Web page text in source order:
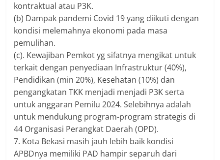
kontraktual atau P3K.
(b) Dampak pandemi Covid 19 yang diikuti dengan
kondisi melemahnya ekonomi pada masa
pemulihan.
(c). Kewajiban Pemkot yg sifatnya mengikat untuk
terkait dengan penyediaan Infrastruktur (40%),
Pendidikan (min 20%), Kesehatan (10%) dan
pengangkatan TKK menjadi menjadi P3K serta
untuk anggaran Pemilu 2024. Selebihnya adalah
untuk mendukung program-program strategis di
44 Organisasi Perangkat Daerah (OPD).
7. Kota Bekasi masih jauh lebih baik kondisi
APBDnya memiliki PAD hampir separuh dari